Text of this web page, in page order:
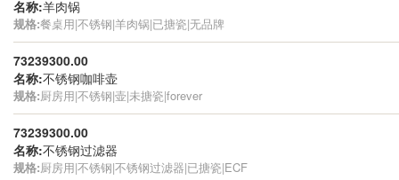
名称:羊肉锅
规格:餐桌用|不锈钢|羊肉锅|已搪瓷|无品牌
73239300.00
名称:不锈钢咖啡壶
规格:厨房用|不锈钢|壶|未搪瓷|forever
73239300.00
名称:不锈钢过滤器
规格:厨房用|不锈钢|不锈钢过滤器|已搪瓷|ECF